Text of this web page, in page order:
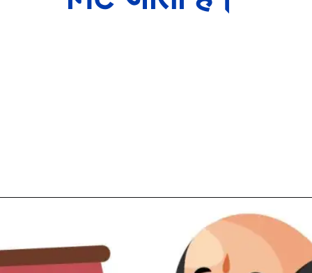
मिट जाता है।